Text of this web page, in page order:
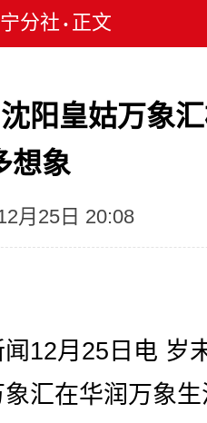
分社 • 正文
阳皇姑万象
想象
月25日 20:08
12月25日电 岁
汇在华润万象